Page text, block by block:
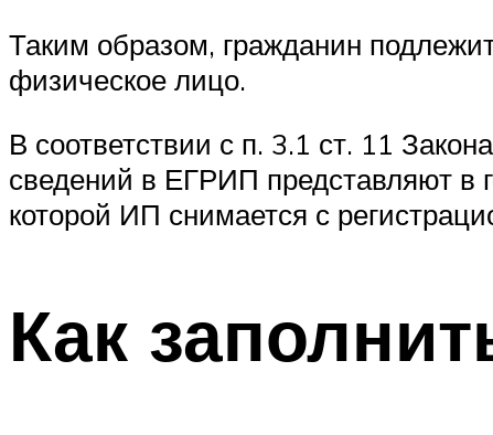
Таким образом, гражданин
физическое лицо.
В соответствии с п. 3.1 ст. 11
сведений в ЕГРИП представляют в
которой ИП снимается с
Как